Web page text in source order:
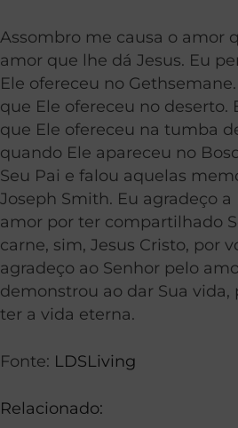
Assombro me causa o amor
amor que lhe dá Jesus. Eu
Ele ofereceu no
que Ele ofereceu no deserto.
que Ele ofereceu na tumba
quando Ele apareceu no
Seu Pai e falou aquelas
Joseph Smith. Eu agradeço a
amor por ter compartilhado
carne, sim, Jesus Cristo, por
agradeço ao Senhor pelo
demonstrou ao dar Sua vida,
ter a vida eterna.
Fonte: LDSLiving
Relacionado: